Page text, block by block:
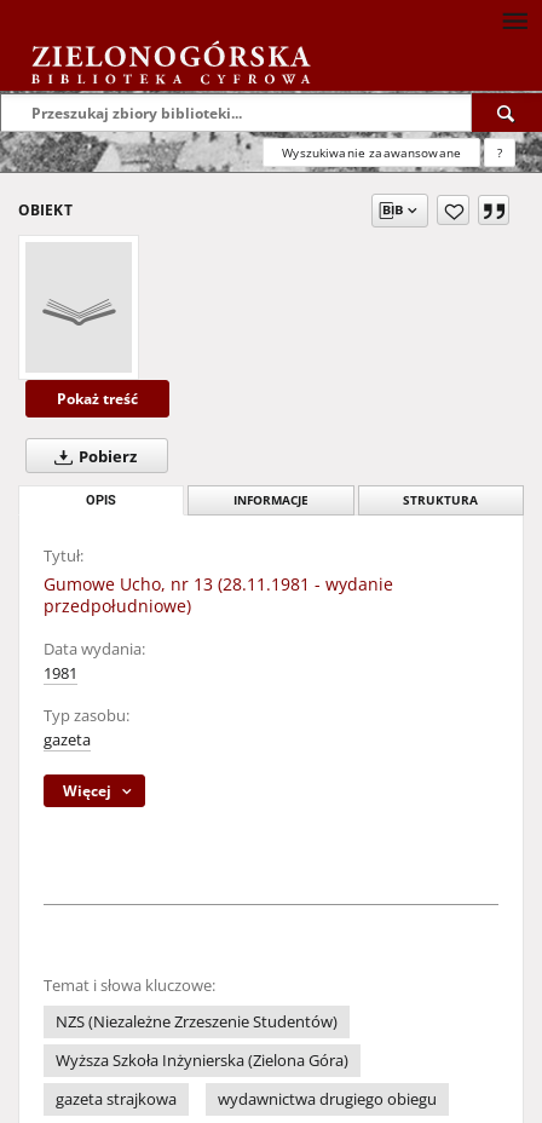
Wyszukiwanie zaawansowane ?
OBIEKT
Pokaż treść
Pobierz
OPIS INFORMACJE STRUKTURA
Tytuł:
Gumowe Ucho, nr 13 (28.11.1981 - wydanie
przedpołudniowe)
Data wydania:
1981
Typ zasobu:
gazeta
Więcej
Temat i słowa kluczowe:
NZS (Niezależne Zrzeszenie Studentów)
Wyższa Szkoła Inżynierska (Zielona Góra)
gazeta strajkowa
wydawnictwa drugiego obiegu